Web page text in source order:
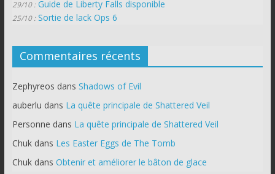
29/10 : Guide de Liberty Falls disponible
25/10 : Sortie de lack Ops 6
Commentaires récents
Zephyreos dans Shadows of Evil
auberlu dans La quête principale de Shattered Veil
Personne dans La quête principale de Shattered Veil
Chukdans Les Easter Eggs de The Tomb
Chukdans Obtenir et améliorer le bâton de glace